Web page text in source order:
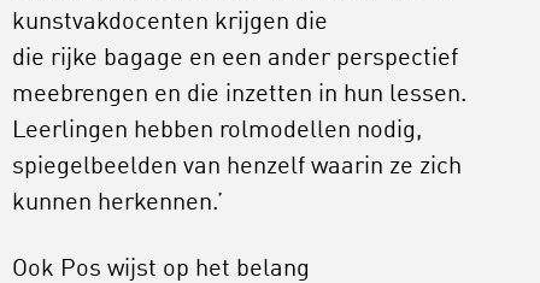
kunstvakdocenten krijgen die
die rijke bagage en een ander perspectief
meebrengen en die inzetten in hun lessen.
Leerlingen hebben rolmodellen nodig,
spiegelbeelden van henzelf waarin ze zich
kunnen herkennen.’
Ook Pos wijst op het belang